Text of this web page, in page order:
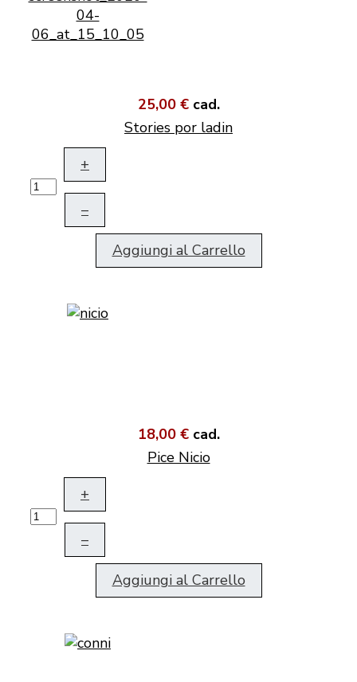
25,00 € cad.
Stories por ladin
+
–
Aggiungi al Carrello
18,00 € cad.
Pice Nicio
+
–
Aggiungi al Carrello